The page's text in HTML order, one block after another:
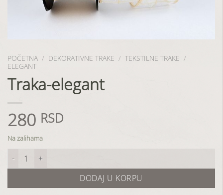
POČETNA / DEKORATIVNE TRAKE / TEKSTILNE TRAKE /
ELEGANT
Traka-elegant
280 RSD
Na zalihama
Traka-elegant količina
DODAJ U KORPU